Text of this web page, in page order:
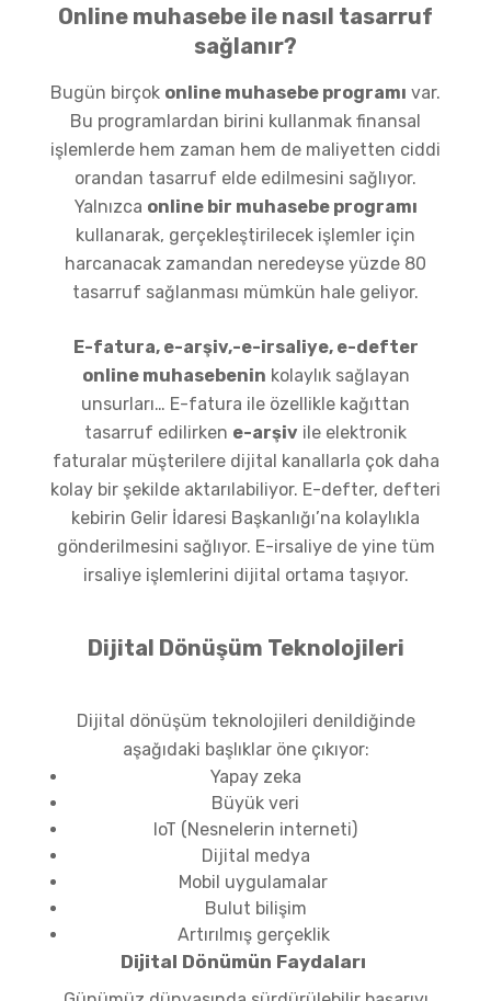
Online muhasebe ile nasıl tasarruf
sağlanır?
Bugün birçok online muhasebe programı var.
Bu programlardan birini kullanmak finansal
işlemlerde hem zaman hem de maliyetten ciddi
orandan tasarruf elde edilmesini sağlıyor.
Yalnızca online bir muhasebe programı
kullanarak, gerçekleştirilecek işlemler için
harcanacak zamandan neredeyse yüzde 80
tasarruf sağlanması mümkün hale geliyor.
E-fatura, e-arşiv,-e-irsaliye, e-defter
online muhasebenin kolaylık sağlayan
unsurları… E-fatura ile özellikle kağıttan
tasarruf edilirken e-arşiv ile elektronik
faturalar müşterilere dijital kanallarla çok daha
kolay bir şekilde aktarılabiliyor. E-defter, defteri
kebirin Gelir İdaresi Başkanlığı’na kolaylıkla
gönderilmesini sağlıyor. E-irsaliye de yine tüm
irsaliye işlemlerini dijital ortama taşıyor.
Dijital Dönüşüm Teknolojileri
Dijital dönüşüm teknolojileri denildiğinde
aşağıdaki başlıklar öne çıkıyor:
Yapay zeka
Büyük veri
IoT (Nesnelerin interneti)
Dijital medya
Mobil uygulamalar
Bulut bilişim
Artırılmış gerçeklik
Dijital Dönümün Faydaları